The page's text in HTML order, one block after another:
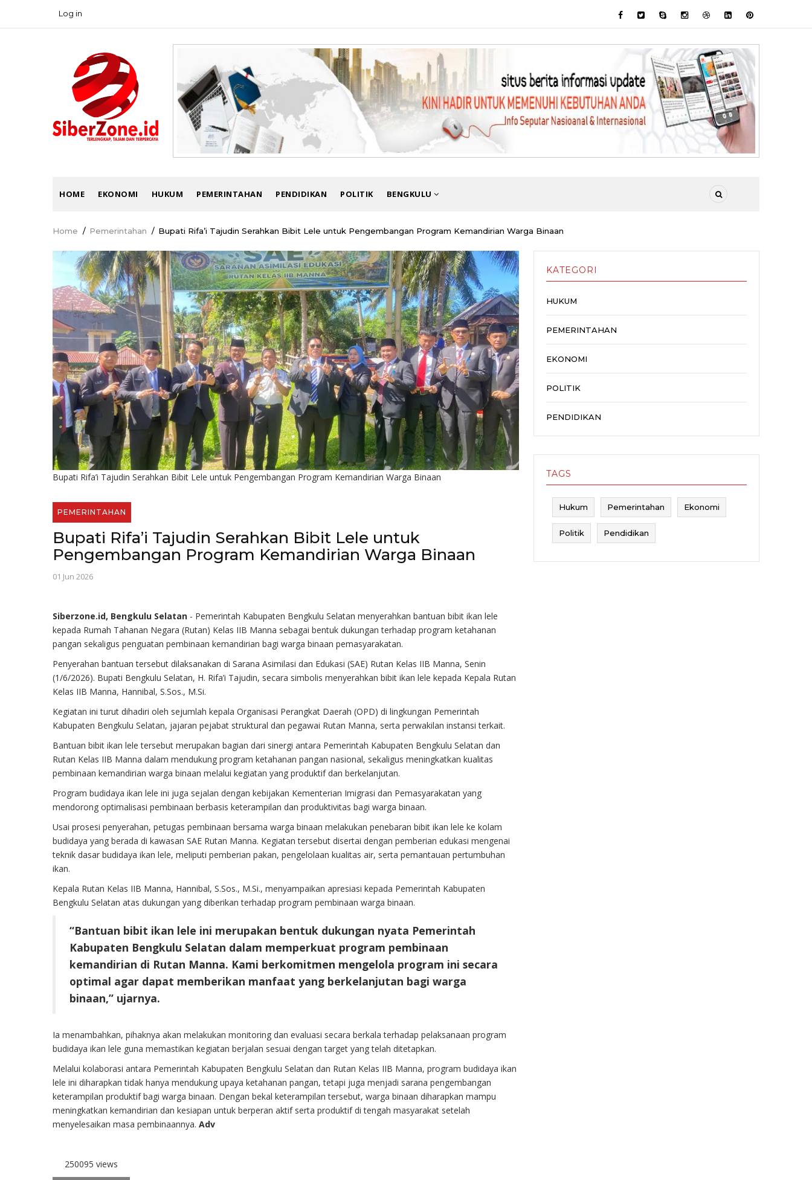
USER
ACCOUNT
Log in
MAIN
HOME EKONOMI HUKUM PEMERINTAHAN PENDIDIKAN POLITIK BENGKULU
Breadcrumb
Home / Pemerintahan / Bupati Rifa’i Tajudin Serahkan Bibit Lele untuk Pengembangan Program Kemandirian Warga Binaan
Bupati Rifa’i Tajudin Serahkan Bibit Lele untuk Pengembangan Program Kemandirian Warga Binaan
PEMERINTAHAN
Bupati Rifa’i Tajudin Serahkan Bibit Lele untuk
Pengembangan Program Kemandirian Warga Binaan
01 Jun 2026
Siberzone.id, Bengkulu Selatan - Pemerintah Kabupaten Bengkulu Selatan menyerahkan bantuan bibit ikan lele
kepada Rumah Tahanan Negara (Rutan) Kelas IIB Manna sebagai bentuk dukungan terhadap program ketahanan
pangan sekaligus penguatan pembinaan kemandirian bagi warga binaan pemasyarakatan.
Penyerahan bantuan tersebut dilaksanakan di Sarana Asimilasi dan Edukasi (SAE) Rutan Kelas IIB Manna, Senin
(1/6/2026). Bupati Bengkulu Selatan, H. Rifa’i Tajudin, secara simbolis menyerahkan bibit ikan lele kepada Kepala Rutan
Kelas IIB Manna, Hannibal, S.Sos., M.Si.
Kegiatan ini turut dihadiri oleh sejumlah kepala Organisasi Perangkat Daerah (OPD) di lingkungan Pemerintah
Kabupaten Bengkulu Selatan, jajaran pejabat struktural dan pegawai Rutan Manna, serta perwakilan instansi terkait.
Bantuan bibit ikan lele tersebut merupakan bagian dari sinergi antara Pemerintah Kabupaten Bengkulu Selatan dan
Rutan Kelas IIB Manna dalam mendukung program ketahanan pangan nasional, sekaligus meningkatkan kualitas
pembinaan kemandirian warga binaan melalui kegiatan yang produktif dan berkelanjutan.
Program budidaya ikan lele ini juga sejalan dengan kebijakan Kementerian Imigrasi dan Pemasyarakatan yang
mendorong optimalisasi pembinaan berbasis keterampilan dan produktivitas bagi warga binaan.
Usai prosesi penyerahan, petugas pembinaan bersama warga binaan melakukan penebaran bibit ikan lele ke kolam
budidaya yang berada di kawasan SAE Rutan Manna. Kegiatan tersebut disertai dengan pemberian edukasi mengenai
teknik dasar budidaya ikan lele, meliputi pemberian pakan, pengelolaan kualitas air, serta pemantauan pertumbuhan
ikan.
Kepala Rutan Kelas IIB Manna, Hannibal, S.Sos., M.Si., menyampaikan apresiasi kepada Pemerintah Kabupaten
Bengkulu Selatan atas dukungan yang diberikan terhadap program pembinaan warga binaan.
“Bantuan bibit ikan lele ini merupakan bentuk dukungan nyata Pemerintah
Kabupaten Bengkulu Selatan dalam memperkuat program pembinaan
kemandirian di Rutan Manna. Kami berkomitmen mengelola program ini secara
optimal agar dapat memberikan manfaat yang berkelanjutan bagi warga
binaan,” ujarnya.
Ia menambahkan, pihaknya akan melakukan monitoring dan evaluasi secara berkala terhadap pelaksanaan program
budidaya ikan lele guna memastikan kegiatan berjalan sesuai dengan target yang telah ditetapkan.
Melalui kolaborasi antara Pemerintah Kabupaten Bengkulu Selatan dan Rutan Kelas IIB Manna, program budidaya ikan
lele ini diharapkan tidak hanya mendukung upaya ketahanan pangan, tetapi juga menjadi sarana pengembangan
keterampilan produktif bagi warga binaan. Dengan bekal keterampilan tersebut, warga binaan diharapkan mampu
meningkatkan kemandirian dan kesiapan untuk berperan aktif serta produktif di tengah masyarakat setelah
menyelesaikan masa pembinaannya. Adv
250095 views
KATEGORI
HUKUM
PEMERINTAHAN
EKONOMI
POLITIK
PENDIDIKAN
TAGS
Hukum Pemerintahan Ekonomi
Politik Pendidikan